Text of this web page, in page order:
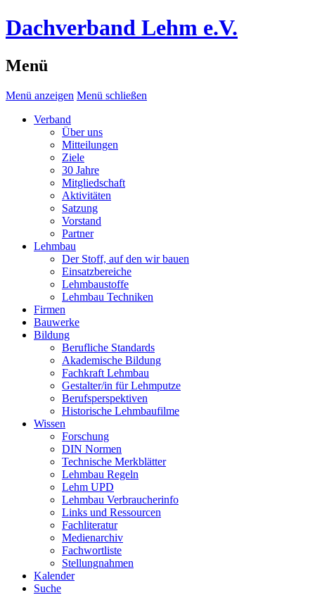
Dachverband Lehm e.V.
Menü
Menü anzeigen Menü schließen
Verband
Über uns
Mitteilungen
Ziele
30 Jahre
Mitgliedschaft
Aktivitäten
Satzung
Vorstand
Partner
Lehmbau
Der Stoff, auf den wir bauen
Einsatzbereiche
Lehmbaustoffe
Lehmbau Techniken
Firmen
Bauwerke
Bildung
Berufliche Standards
Akademische Bildung
Fachkraft Lehmbau
Gestalter/in für Lehmputze
Berufsperspektiven
Historische Lehmbaufilme
Wissen
Forschung
DIN Normen
Technische Merkblätter
Lehmbau Regeln
Lehm UPD
Lehmbau Verbraucherinfo
Links und Ressourcen
Fachliteratur
Medienarchiv
Fachwortliste
Stellungnahmen
Kalender
Suche